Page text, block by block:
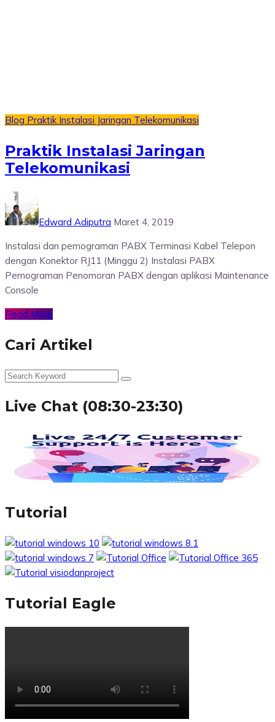
Blog Praktik Instalasi Jaringan Telekomunikasi
Praktik Instalasi Jaringan
Telekomunikasi
Edward Adiputra Maret 4, 2019
Instalasi dan pemograman PABX Terminasi Kabel Telepon
dengan Konektor RJ11 (Minggu 2) Instalasi PABX
Pemograman Penomoran PABX dengan aplikasi Maintenance
Console
Read More
Cari Artikel
Live Chat (08:30-23:30)
Tutorial
Tutorial Eagle